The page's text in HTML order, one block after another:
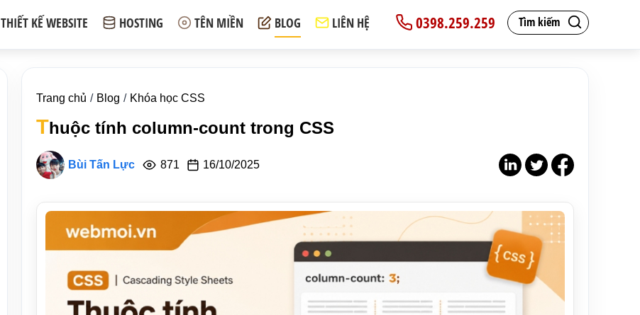
Tìm kiếm
0398.259.259
THIẾT KẾ WEBSITE HOSTING TÊN MIỀN BLOG LIÊN HỆ
Trang chủ Blog Khóa học CSS
Thuộc tính column-count trong CSS
Bùi Tấn Lực 871 16/10/2025